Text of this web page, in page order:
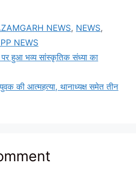
NEWS, NEWS,
NEWS
पर हुआ भव्य सांस्कृतिक संध्या का
की आत्महत्या, थानाध्यक्ष समेत तीन